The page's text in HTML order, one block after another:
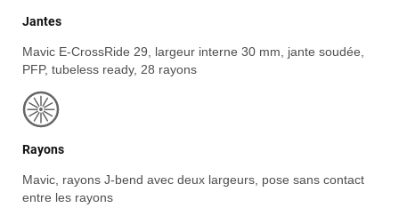
Jantes
Mavic E-CrossRide 29, largeur interne 30 mm, jante soudée,
PFP, tubeless ready, 28 rayons
Rayons
Mavic, rayons J-bend avec deux largeurs, pose sans contact
entre les rayons
J'ai commandé un VAE Bulls Copperhead à un très bon prix.
La livraison a été faite en respectant mes instructions
(livraison différée cause absence). Le vélo était très bien
livraison a été traité efficacement par le SAV dans les
meilleurs délais. Tous les contacts ont été bien suivis, l'équipe